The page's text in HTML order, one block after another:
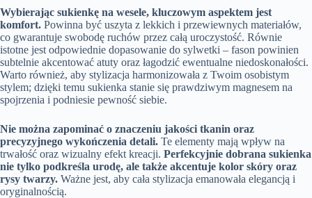
Wybierając sukienkę na wesele, kluczowym aspektem jest
komfort. Powinna być uszyta z lekkich i przewiewnych materiałów,
co gwarantuje swobodę ruchów przez całą uroczystość. Równie
istotne jest odpowiednie dopasowanie do sylwetki – fason powinien
subtelnie akcentować atuty oraz łagodzić ewentualne niedoskonałości.
Warto również, aby stylizacja harmonizowała z Twoim osobistym
stylem; dzięki temu sukienka stanie się prawdziwym magnesem na
spojrzenia i podniesie pewność siebie.
Nie można zapominać o znaczeniu jakości tkanin oraz
precyzyjnego wykończenia detali. Te elementy mają wpływ na
trwałość oraz wizualny efekt kreacji. Perfekcyjnie dobrana sukienka
nie tylko podkreśla urodę, ale także akcentuje kolor skóry oraz
rysy twarzy. Ważne jest, aby cała stylizacja emanowała elegancją i
oryginalnością.